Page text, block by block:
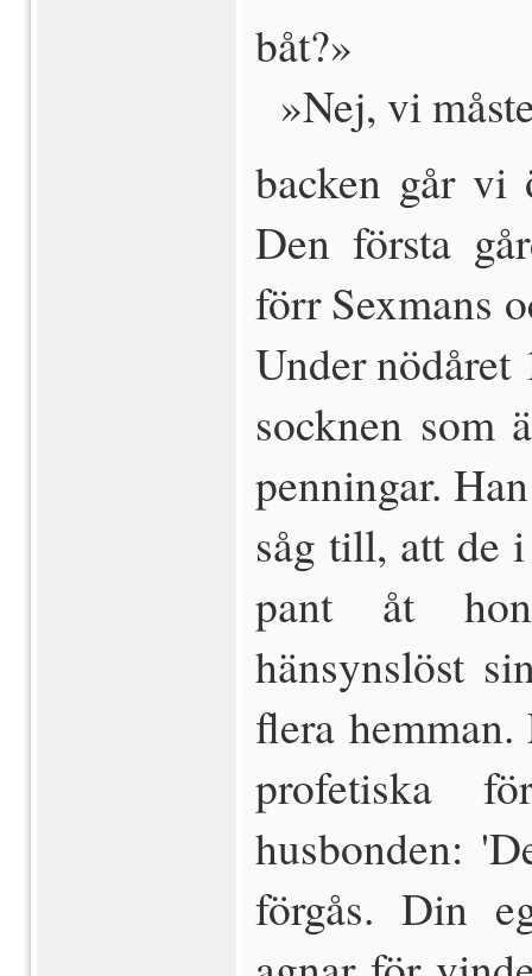
båt?»
 »Nej, vi
backen går vi
Den första
förr Sexmans
Under nödåret
socknen som
penningar.
såg till, att de
pant åt
hänsynslöst
flera
profetiska
husbonden:
förgås. Din